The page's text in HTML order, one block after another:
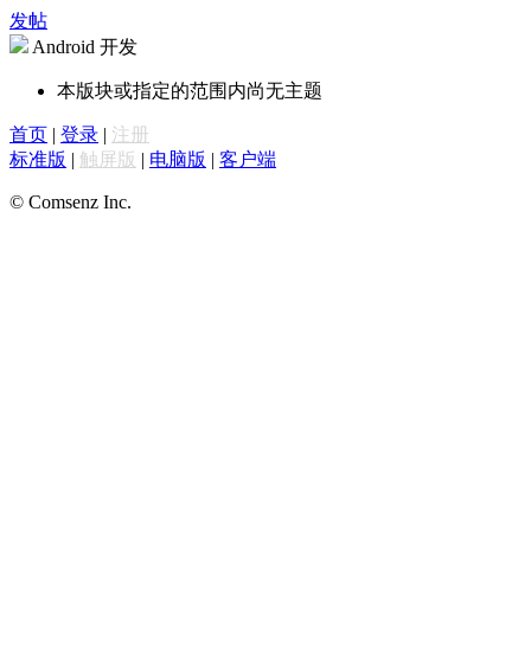
发帖
Android 开发
本版块或指定的范围内尚无主题
首页 | 登录 | 注册
标准版 | 触屏版 | 电脑版 | 客户端
© Comsenz Inc.